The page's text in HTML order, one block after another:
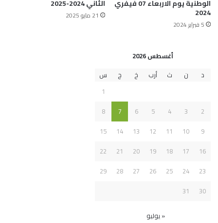
الوطنية يوم الاربعاء 07 فيفري
2024
5 فبراير 2024
الثاني 2024-2025
21 مايو 2025
أغسطس 2026
د
ن ث أرب خ ج
س
1
2
3
4
5
6
7
8
9
10
11
12
13
14
15
16
17
18
19
20
21
22
23
24
25
26
27
28
29
30
31
« يوليو